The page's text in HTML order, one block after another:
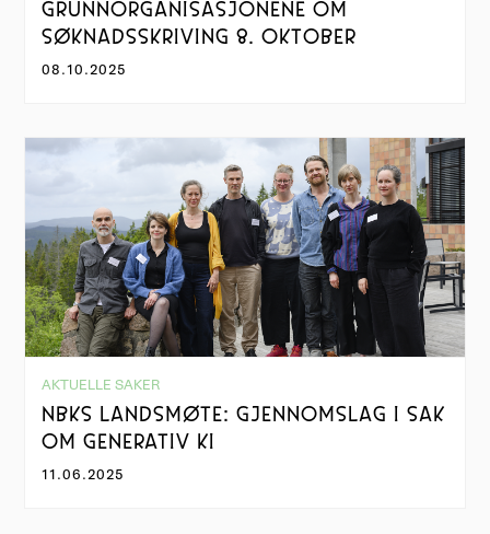
GRUNNORGANISASJONENE OM
SØKNADSSKRIVING 8. OKTOBER
08.10.2025
AKTUELLE SAKER
NBKS LANDSMØTE: GJENNOMSLAG I SAK
OM GENERATIV KI
11.06.2025